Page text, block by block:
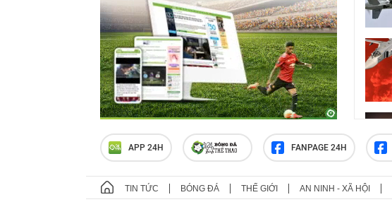
APP 24H FANPAGE 24H
TIN TỨC BÓNG ĐÁ THẾ GIỚI AN NINH - XÃ HỘI